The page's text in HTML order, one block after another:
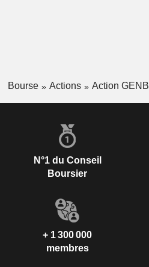
Bourse Actions Action GENB
N°1 du Conseil
Boursier
+ 1 300 000
membres